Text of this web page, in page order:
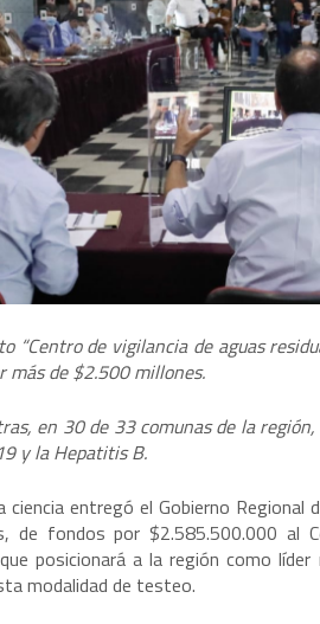
“Centro de vigilancia de aguas
más de $2.500 millones.
en 30 de 33 comunas de la
y la Hepatitis B.
ciencia entregó el Gobierno
de fondos por $2.585.500.000 al
que posicionará a la región como
modalidad de testeo.